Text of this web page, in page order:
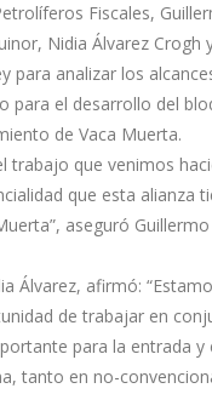
Fiscales,
Nidia Álvarez Crogh
para analizar los
para el desarrollo del
de Vaca Muerta.
trabajo que venimos
que esta alianza
aseguró Guillermo
Álvarez, afirmó:
de trabajar en
para la entrada y
tanto en no-